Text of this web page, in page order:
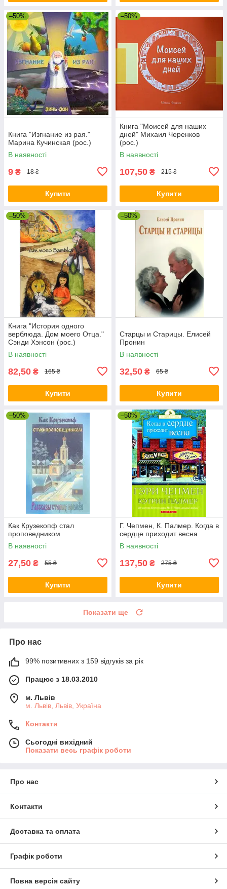
–50%
Книга "Изгнание из рая."
Марина Кучинская (рос.)
В наявності
9 ₴ 18 ₴
Купити
–50%
Книга "Моисей для наших
дней" Михаил Черенков
(рос.)
В наявності
107,50 ₴ 215 ₴
Купити
–50%
Книга "История одного
верблюда. Дом моего Отца."
Сэнди Хэнсон (рос.)
В наявності
82,50 ₴ 165 ₴
Купити
–50%
Старцы и Старицы. Елисей
Пронин
В наявності
32,50 ₴ 65 ₴
Купити
–50%
Как Крузекопф стал
проповедником
В наявності
27,50 ₴ 55 ₴
Купити
–50%
Г. Чепмен, К. Палмер. Когда в
сердце приходит весна
В наявності
137,50 ₴ 275 ₴
Купити
Показати ще
Про нас
99% позитивних з 159 відгуків за рік
Працює з 18.03.2010
м. Львів
м. Львів, Львів, Україна
Контакти
Сьогодні вихідний
Показати весь графік роботи
Про нас
Контакти
Доставка та оплата
Графік роботи
Повна версія сайту